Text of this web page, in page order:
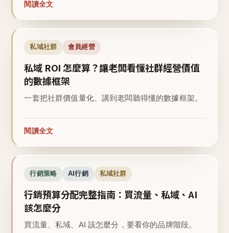
閱讀全文
私域社群 會員經營
私域 ROI 怎麼算？讓老闆看懂社群經營價值
的數據框架
一套把社群價值量化、講到老闆聽得懂的數據框架。
閱讀全文
行銷策略 AI行銷 私域社群
行銷預算分配完整指南：買流量、私域、AI
該怎麼分
買流量、私域、AI 該怎麼分，要看你的品牌階段。